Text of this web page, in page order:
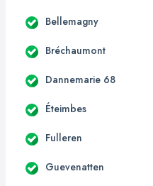
Bellemagny
Bréchaumont
Dannemarie 68
Éteimbes
Fulleren
Guevenatten